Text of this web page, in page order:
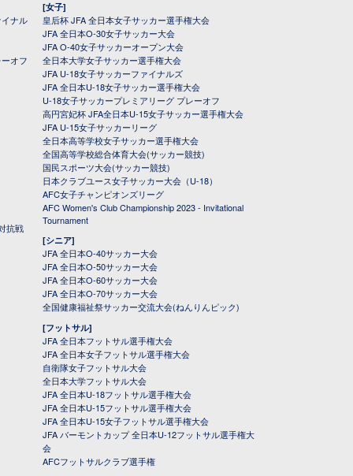
ナル
オフ
抗戦
[女子]
皇后杯 JFA 全日本女子サッカー選手権大会
JFA 全日本O-30女子サッカー大会
JFA O-40女子サッカーオープン大会
全日本大学女子サッカー選手権大会
JFA U-18女子サッカーファイナルズ
JFA 全日本U-18女子サッカー選手権大会
U-18女子サッカープレミアリーグ プレーオフ
高円宮妃杯 JFA全日本U-15女子サッカー選手権大会
JFA U-15女子サッカーリーグ
全日本高等学校女子サッカー選手権大会
全国高等学校総合体育大会(サッカー競技)
国民スポーツ大会(サッカー競技)
日本クラブユース女子サッカー大会（U-18）
AFC女子チャンピオンズリーグ
AFC Women's Club Championship 2023 - Invitational
Tournament
[シニア]
JFA 全日本O-40サッカー大会
JFA 全日本O-50サッカー大会
JFA 全日本O-60サッカー大会
JFA 全日本O-70サッカー大会
全国健康福祉祭サッカー交流大会(ねんりんピック)
[フットサル]
JFA 全日本フットサル選手権大会
JFA 全日本女子フットサル選手権大会
自衛隊女子フットサル大会
全日本大学フットサル大会
JFA 全日本U-18フットサル選手権大会
JFA 全日本U-15フットサル選手権大会
JFA 全日本U-15女子フットサル選手権大会
JFA バーモントカップ 全日本U-12フットサル選手権大
会
AFCフットサルクラブ選手権